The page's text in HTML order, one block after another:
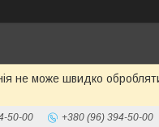
не може швидко
50-00 +380 (96) 394-50-00